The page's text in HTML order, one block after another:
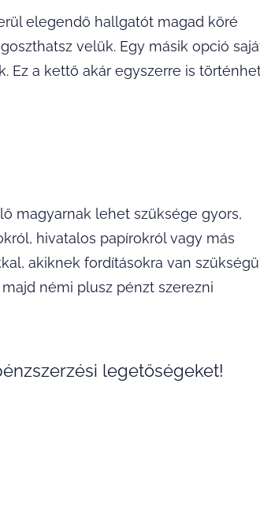
elegendő hallgatót magad köré
velük. Egy másik opció
Ez a kettő akár egyszerre is
magyarnak lehet szüksége gyors,
hivatalos papírokról vagy más
akiknek fordításokra van
némi plusz pénzt szerezni
legetőségeket!